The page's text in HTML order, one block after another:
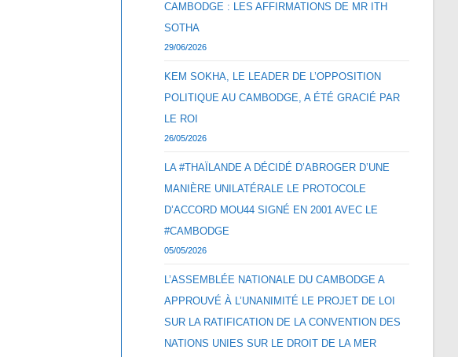
CAMBODGE : LES AFFIRMATIONS DE MR ITH
SOTHA
29/06/2026
KEM SOKHA, LE LEADER DE L’OPPOSITION
POLITIQUE AU CAMBODGE, A ÉTÉ GRACIÉ PAR
LE ROI
26/05/2026
LA #THAÏLANDE A DÉCIDÉ D’ABROGER D’UNE
MANIÈRE UNILATÉRALE LE PROTOCOLE
D’ACCORD MOU44 SIGNÉ EN 2001 AVEC LE
#CAMBODGE
05/05/2026
L’ASSEMBLÉE NATIONALE DU CAMBODGE A
APPROUVÉ À L’UNANIMITÉ LE PROJET DE LOI
SUR LA RATIFICATION DE LA CONVENTION DES
NATIONS UNIES SUR LE DROIT DE LA MER